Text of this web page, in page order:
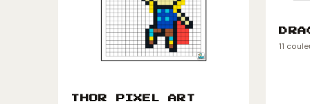
THOR PIXEL ART
11